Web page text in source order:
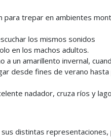
trepar en ambientes
los mismos sonidos
en los machos adultos.
un amarillento invernal,
desde fines de verano
nadador, cruza ríos y
distintas